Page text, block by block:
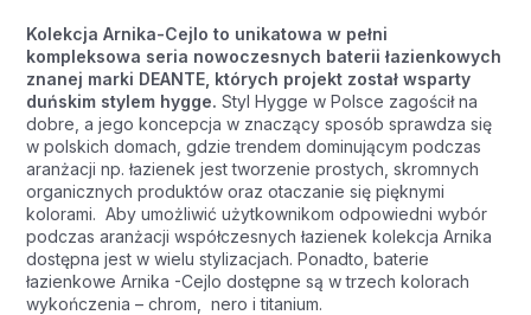
Kolekcja Arnika-Cejlo to unikatowa w pełni
kompleksowa seria nowoczesnych baterii łazienkowych
znanej marki DEANTE, których projekt został wsparty
duńskim stylem hygge. Styl Hygge w Polsce zagościł na
dobre, a jego koncepcja w znaczący sposób sprawdza się
w polskich domach, gdzie trendem dominującym podczas
aranżacji np. łazienek jest tworzenie prostych, skromnych
organicznych produktów oraz otaczanie się pięknymi
kolorami. Aby umożliwić użytkownikom odpowiedni wybór
podczas aranżacji współczesnych łazienek kolekcja Arnika
dostępna jest w wielu stylizacjach. Ponadto, baterie
łazienkowe Arnika -Cejlo dostępne są w trzech kolorach
wykończenia – chrom, nero i titanium.